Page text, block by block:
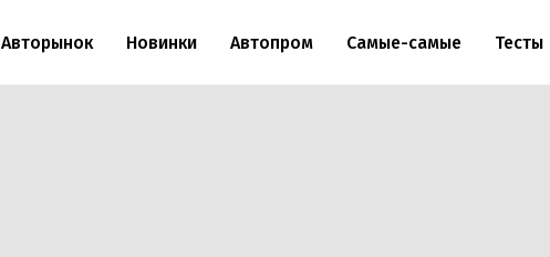
Авторынок Новинки Автопром Самые-самые Тесты